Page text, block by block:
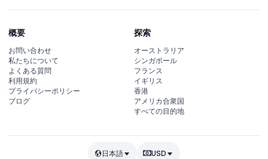
概要
お問い合わせ
私たちについて
よくある質問
利用規約
プライバシーポリシー
ブログ
探索
オーストラリア
シンガポール
フランス
イギリス
香港
アメリカ合衆国
すべての目的地
日本語 USD